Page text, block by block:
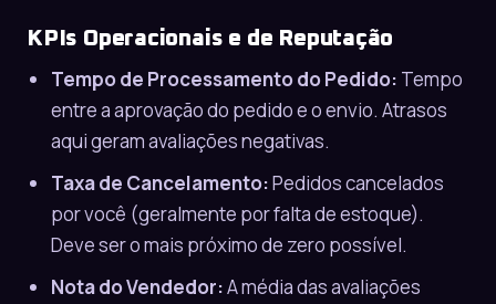
KPIs Operacionais e de Reputação
Tempo de Processamento do Pedido: Tempo
entre a aprovação do pedido e o envio. Atrasos
aqui geram avaliações negativas.
Taxa de Cancelamento:Pedidos cancelados
por você (geralmente por falta de estoque).
Deve ser o mais próximo de zero possível.
Nota do Vendedor:A média das avaliações